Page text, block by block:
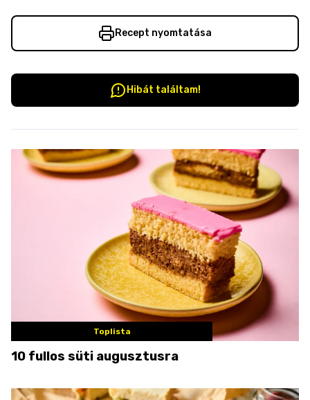
Recept nyomtatása
Hibát találtam!
Toplista
10 fullos süti augusztusra